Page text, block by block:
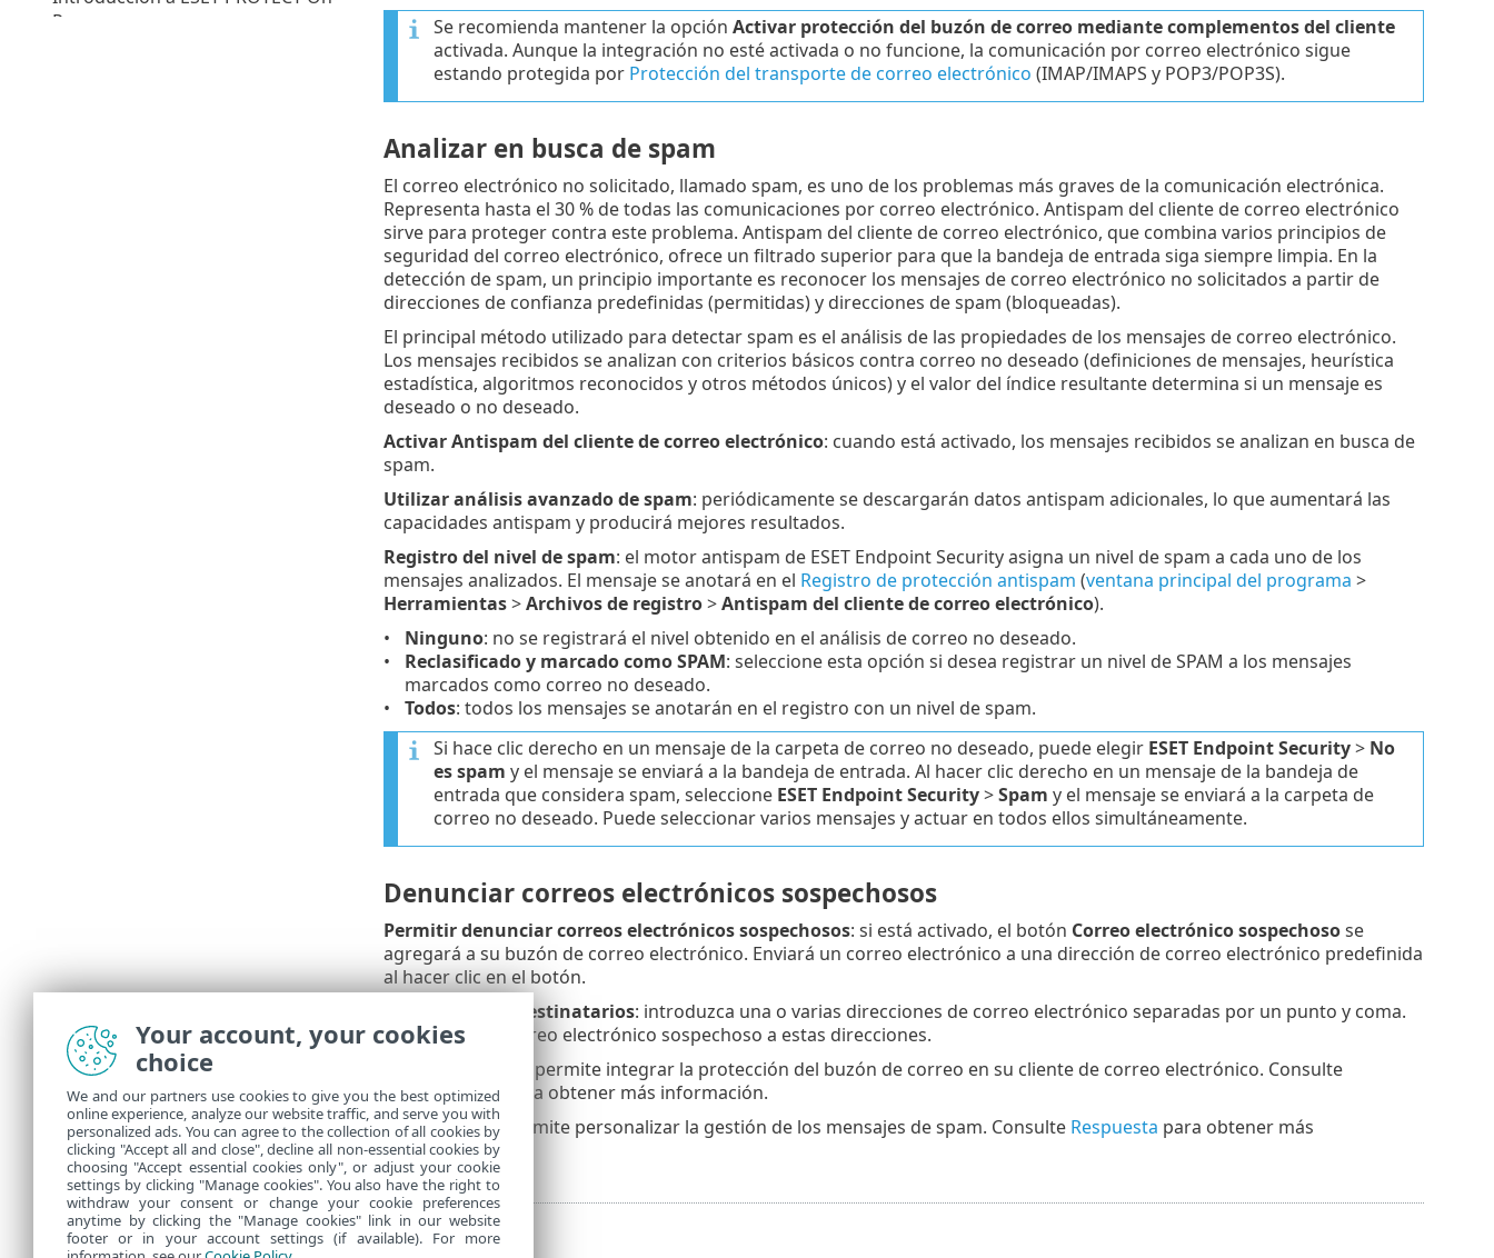
Se recomienda mantener la opción Activar protección del buzón de correo mediante complementos del cliente
activada. Aunque la integración no esté activada o no funcione, la comunicación por correo electrónico sigue
estando protegida por Protección del transporte de correo electrónico (IMAP/IMAPS y POP3/POP3S).
Analizar en busca de spam
El correo electrónico no solicitado, llamado spam, es uno de los problemas más graves de la comunicación electrónica.
Representa hasta el 30 % de todas las comunicaciones por correo electrónico. Antispam del cliente de correo electrónico
sirve para proteger contra este problema. Antispam del cliente de correo electrónico, que combina varios principios de
seguridad del correo electrónico, ofrece un filtrado superior para que la bandeja de entrada siga siempre limpia. En la
detección de spam, un principio importante es reconocer los mensajes de correo electrónico no solicitados a partir de
direcciones de confianza predefinidas (permitidas) y direcciones de spam (bloqueadas).
El principal método utilizado para detectar spam es el análisis de las propiedades de los mensajes de correo electrónico.
Los mensajes recibidos se analizan con criterios básicos contra correo no deseado (definiciones de mensajes, heurística
estadística, algoritmos reconocidos y otros métodos únicos) y el valor del índice resultante determina si un mensaje es
deseado o no deseado.
Activar Antispam del cliente de correo electrónico: cuando está activado, los mensajes recibidos se analizan en busca de
spam.
Utilizar análisis avanzado de spam: periódicamente se descargarán datos antispam adicionales, lo que aumentará las
capacidades antispam y producirá mejores resultados.
Registro del nivel de spam: el motor antispam de ESET Endpoint Security asigna un nivel de spam a cada uno de los
mensajes analizados. El mensaje se anotará en el Registro de protección antispam (ventana principal del programa >
Herramientas>Archivos de registro>Antispam del cliente de correo electrónico).
Ninguno: no se registrará el nivel obtenido en el análisis de correo no deseado.
Reclasificado y marcado como SPAM: seleccione esta opción si desea registrar un nivel de SPAM a los mensajes
marcados como correo no deseado.
Todos: todos los mensajes se anotarán en el registro con un nivel de spam.
Si hace clic derecho en un mensaje de la carpeta de correo no deseado, puede elegir ESET Endpoint Security> No
es spam y el mensaje se enviará a la bandeja de entrada. Al hacer clic derecho en un mensaje de la bandeja de
entrada que considera spam, seleccione ESET Endpoint Security>Spam y el mensaje se enviará a la carpeta de
correo no deseado. Puede seleccionar varios mensajes y actuar en todos ellos simultáneamente.
Denunciar correos electrónicos sospechosos
Permitir denunciar correos electrónicos sospechosos: si está activado, el botón Correo electrónico sospechosose
agregará a su buzón de correo electrónico. Enviará un correo electrónico a una dirección de correo electrónico predefinida
al hacer clic en el botón.
Direcciones de destinatarios: introduzca una o varias direcciones de correo electrónico separadas por un punto y coma.
Se enviará un correo electrónico sospechoso a estas direcciones.
: le permite integrar la protección del buzón de correo en su cliente de correo electrónico. Consulte
Integraciones para obtener más información.
Respuesta: le permite personalizar la gestión de los mensajes de spam. Consulte Respuesta para obtener más
información.
Your account, your cookies
choice
We and our partners use cookies to give you the best optimized
online experience, analyze our website traffic, and serve you with
personalized ads. You can agree to the collection of all cookies by
clicking "Accept all and close", decline all non-essential cookies by
choosing "Accept essential cookies only", or adjust your cookie
settings by clicking "Manage cookies". You also have the right to
withdraw your consent or change your cookie preferences
anytime by clicking the "Manage cookies" link in our website
footer or in your account settings (if available). For more